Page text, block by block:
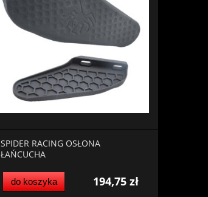
SPIDER RACING OSŁONA
ŁAŃCUCHA
194,75 zł
do koszyka